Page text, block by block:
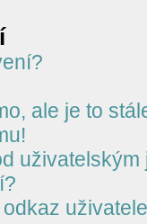
ale je to
uživatelským